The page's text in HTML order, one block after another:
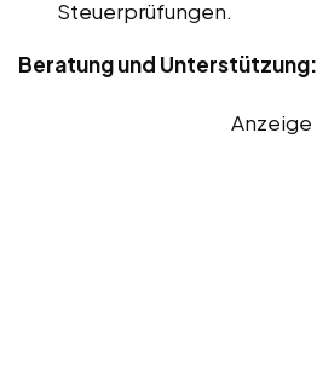
Steuerprüfungen.
Beratung und Unterstützung:
Anzeige